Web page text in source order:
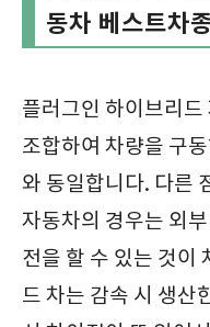
동차 베스트차
플러그인 하이브리
조합하여 차량을 구
와 동일합니다. 다른
자동차의 경우는 외
전을 할 수 있는 것이
드 차는 감속 시 생산